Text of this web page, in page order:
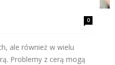
0
ale również w wielu
Problemy z cerą mogą